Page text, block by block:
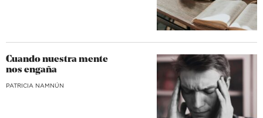
Cuando nuestra mente
nos engaña
​PATRICIA NAMNÚN